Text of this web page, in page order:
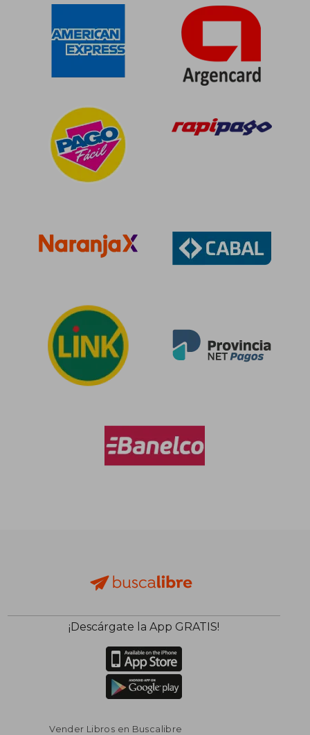
¡Descárgate la App GRATIS!
Vender Libros en Buscalibre